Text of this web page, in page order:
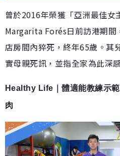
曾於2016年榮獲「亞洲最佳女
Margarita Forés日前訪港期間
店房間內猝死，終年65歲。其
實母親死訊，並指全家為此深
Healthy Life｜體適能教練示
肉